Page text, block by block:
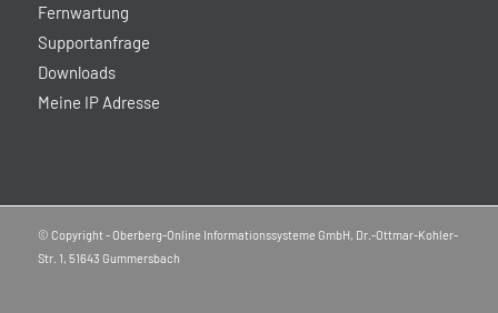
Fernwartung
Supportanfrage
Downloads
Meine IP Adresse
© Copyright - Oberberg-Online Informationssysteme GmbH, Dr.-Ottmar-Kohler-
Str. 1, 51643 Gummersbach